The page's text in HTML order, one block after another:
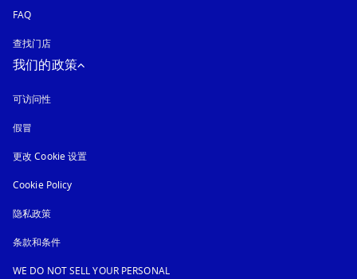
FAQ
查找门店
我们的政策
可访问性
假冒
更改 Cookie 设置
Cookie Policy
隐私政策
条款和条件
WE DO NOT SELL YOUR PERSONAL